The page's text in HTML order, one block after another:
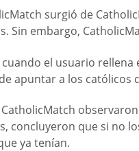
surgió de
Sin embargo,
cuando el usuario
apuntar a los
concluyeron que si no
ya tenían.